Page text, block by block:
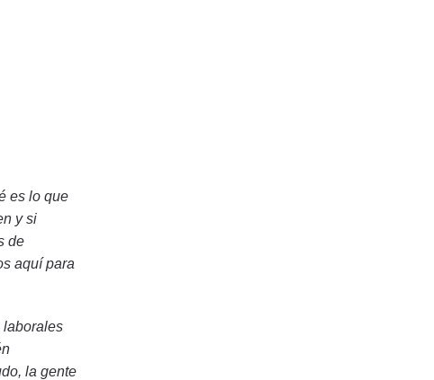
es lo que
y si
de
aquí para
laborales
la gente